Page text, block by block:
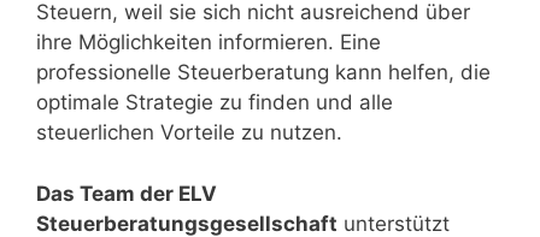
Steuern, weil sie sich nicht ausreichend über
ihre Möglichkeiten informieren. Eine
professionelle Steuerberatung kann helfen, die
optimale Strategie zu finden und alle
steuerlichen Vorteile zu nutzen.
Das Team der ELV
Steuerberatungsgesellschaft unterstützt